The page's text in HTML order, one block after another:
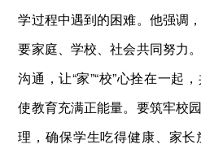
学过程中遇到的困难。他强调
要家庭、学校、社会共同努力
沟通，让“家”“校”心拴在一起
使教育充满正能量。要筑牢校
理，确保学生吃得健康、家